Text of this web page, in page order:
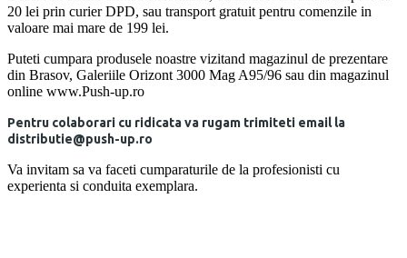
20 lei prin curier DPD, sau transport gratuit pentru comenzile in
valoare mai mare de 199 lei.
Puteti cumpara produsele noastre vizitand magazinul de prezentare
din Brasov, Galeriile Orizont 3000 Mag A95/96 sau din magazinul
online www.Push-up.ro
Pentru colaborari cu ridicata va rugam trimiteti email la
distributie@push-up.ro
Va invitam sa va faceti cumparaturile de la profesionisti cu
experienta si conduita exemplara.